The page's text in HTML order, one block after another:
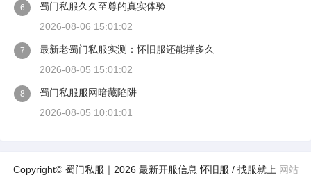
6
蜀门私服久久至尊的真实体验
2026-08-06 15:01:02
7
最新老蜀门私服实测：怀旧服还能撑多久
2026-08-05 15:01:02
8
蜀门私服服网暗藏陷阱
2026-08-05 10:01:01
Copyright© 蜀门私服｜2026 最新开服信息 怀旧服 / 找服就上 网站